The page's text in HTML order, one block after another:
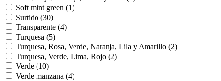
Soft mint green (1)
Surtido (30)
Transparente (4)
Turquesa (5)
Turquesa, Rosa, Verde, Naranja, Lila y Amarillo (2)
Turquesa, Verde, Lima, Rojo (2)
Verde (10)
Verde manzana (4)